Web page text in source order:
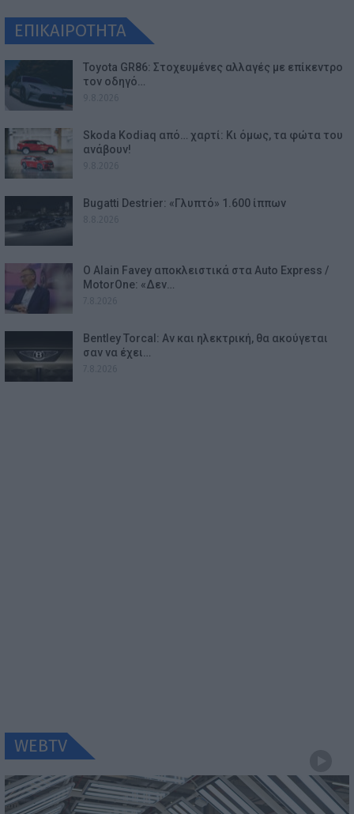
ΕΠΙΚΑΙΡΟΤΗΤΑ
Toyota GR86: Στοχευμένες αλλαγές με επίκεντρο
τον οδηγό…
Skoda Kodiaq από… χαρτί: Κι όμως, τα φώτα του
ανάβουν!
Bugatti Destrier: «Γλυπτό» 1.600 ίππων
Ο Alain Favey αποκλειστικά στα Auto Express /
MotorOne: «Δεν…
Bentley Torcal: Αν και ηλεκτρική, θα ακούγεται
σαν να έχει…
WEBTV